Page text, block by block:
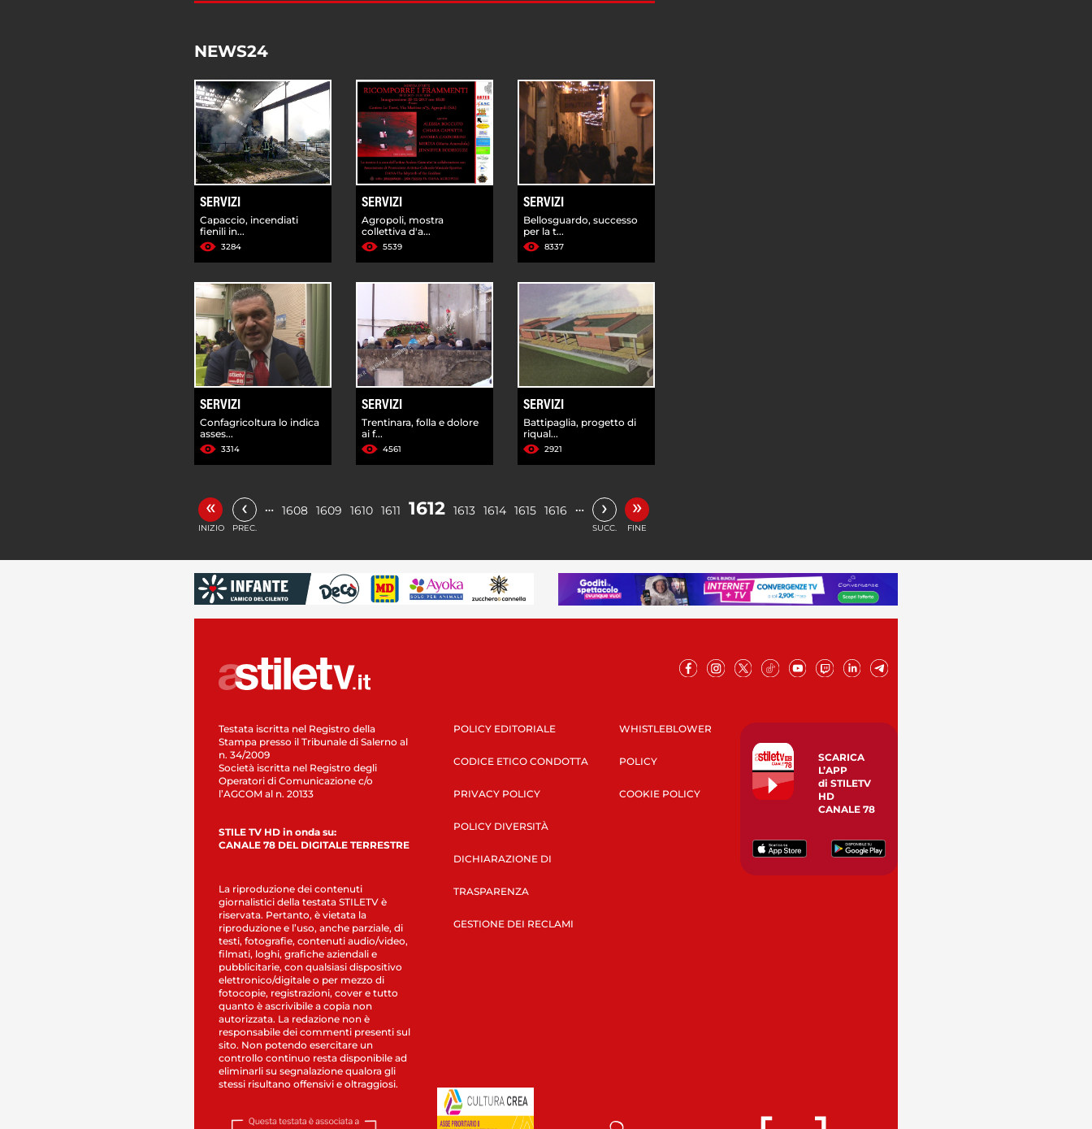
NEWS24
SERVIZI
Capaccio, incendiati
fienili in...
3284
SERVIZI
Agropoli, mostra
collettiva d'a...
5539
SERVIZI
Bellosguardo, successo
per la t...
8337
SERVIZI
Confagricoltura lo indica
asses...
3314
SERVIZI
Trentinara, folla e dolore
ai f...
4561
SERVIZI
Battipaglia, progetto di
riqual...
2921
«
INIZIO
‹
PREC.
… 1608 1609 1610 1611 1612 1613 1614 1615 1616 … ›
SUCC.
»
FINE
Testata iscritta nel Registro della
Stampa presso il Tribunale di Salerno al
n. 34/2009
Società iscritta nel Registro degli
Operatori di Comunicazione c/o
l’AGCOM al n. 20133
STILE TV HD in onda su:
CANALE 78 DEL DIGITALE TERRESTRE
La riproduzione dei contenuti
giornalistici della testata STILETV è
riservata. Pertanto, è vietata la
riproduzione e l’uso, anche parziale, di
testi, fotografie, contenuti audio/video,
filmati, loghi, grafiche aziendali e
pubblicitarie, con qualsiasi dispositivo
elettronico/digitale o per mezzo di
fotocopie, registrazioni, cover e tutto
quanto è ascrivibile a copia non
autorizzata. La redazione non è
responsabile dei commenti presenti sul
sito. Non potendo esercitare un
controllo continuo resta disponibile ad
eliminarli su segnalazione qualora gli
stessi risultano offensivi e oltraggiosi.
POLICY EDITORIALE
CODICE ETICO CONDOTTA
PRIVACY POLICY
POLICY DIVERSITÀ
DICHIARAZIONE DI
TRASPARENZA
GESTIONE DEI RECLAMI
WHISTLEBLOWER
POLICY
COOKIE POLICY
SCARICA
L’APP
di STILETV
HD
CANALE 78